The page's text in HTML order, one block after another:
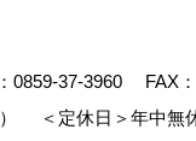
0859-37-3960
FAX
）
＜定休日＞年中無